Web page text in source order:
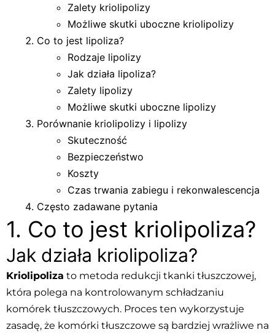
Zalety kriolipolizy
Możliwe skutki uboczne kriolipolizy
Co to jest lipoliza?
Rodzaje lipolizy
Jak działa lipoliza?
Zalety lipolizy
Możliwe skutki uboczne lipolizy
Porównanie kriolipolizy i lipolizy
Skuteczność
Bezpieczeństwo
Koszty
Czas trwania zabiegu i rekonwalescencja
Często zadawane pytania
1. Co to jest kriolipoliza?
Jak działa kriolipoliza?
Kriolipoliza to metoda redukcji tkanki tłuszczowej,
która polega na kontrolowanym schładzaniu
komórek tłuszczowych. Proces ten wykorzystuje
zasadę, że komórki tłuszczowe są bardziej wrażliwe na